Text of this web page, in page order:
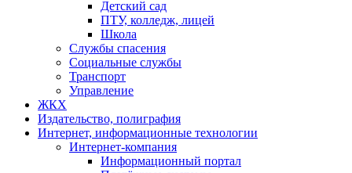
Детский сад
ПТУ, колледж, лицей
Школа
Службы спасения
Социальные службы
Транспорт
Управление
ЖКХ
Издательство, полиграфия
Интернет, информационные технологии
Интернет-компания
Информационный портал